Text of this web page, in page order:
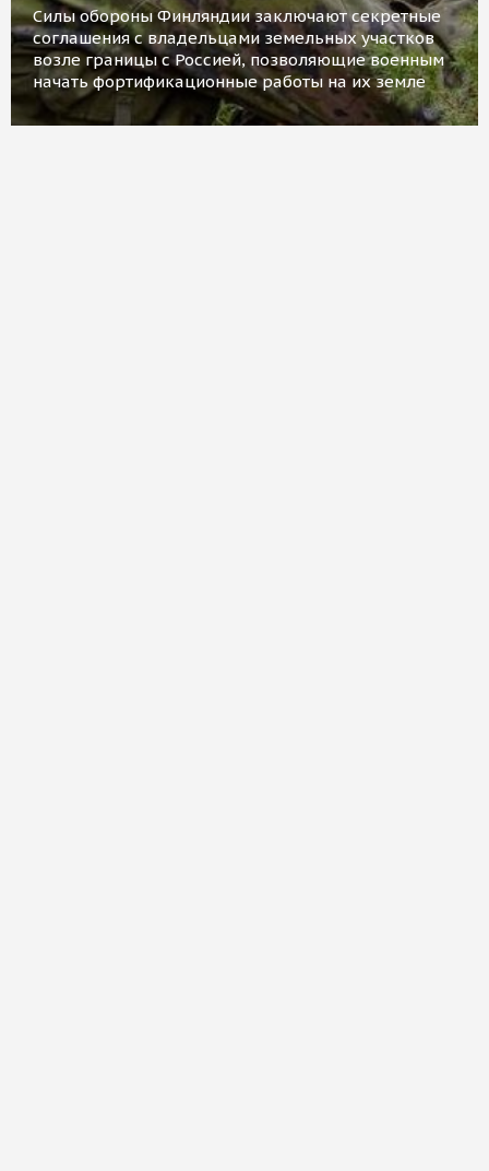
Силы обороны Финляндии заключают секретные
соглашения с владельцами земельных участков
возле границы с Россией, позволяющие военным
начать фортификационные работы на их земле